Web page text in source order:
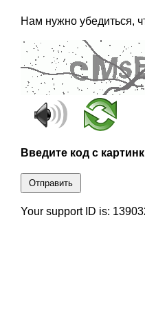
Нам нужно убедиться,
Введите код с
Отправить
Your support ID is: